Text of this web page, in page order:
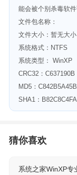
能会被个别杀毒软件
文件包名称：
文件大小：暂无大小
系统格式：NTFS
系统类型： WinXP
CRC32：C637190B
MD5：
SHA1：
猜你喜欢
系统之家WinXP